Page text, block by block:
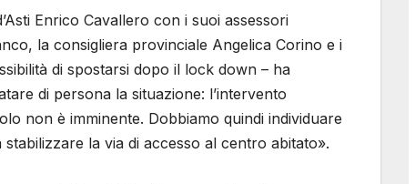
Enrico Cavallero con i suoi assessori
la consigliera provinciale Angelica Corino e i
di spostarsi dopo il lock down – ha
di persona la situazione: l’intervento
non è imminente. Dobbiamo quindi individuare
la via di accesso al centro abitato».